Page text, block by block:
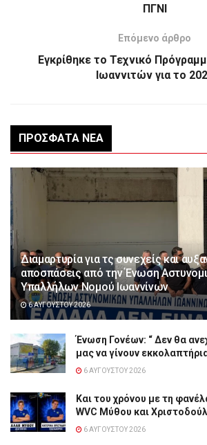
ΠΓΝΙ
Επόμενο άρθρο
Εγκρίθηκε το Τεχνικό
Ιωαννιτών για το
ΠΡΌΣΦΑΤΑ ΝΈΑ
Διαμαρτυρία για τς συνεχείς και
αποσπάσεις από την Ένωση
Υπαλλήλων Νομού Ιωαννίνων
6 ΑΥΓΟΎΣΤΟΥ 2026
Ένωση Γονέων: “ Δεν θα
μας να γίνουν
6 ΑΥΓΟΎΣΤΟΥ 2026
Και του χρόνου με τη
WVC Μύθου και
6 ΑΥΓΟΎΣΤΟΥ 2026